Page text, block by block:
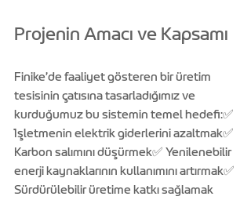
Projenin Amacı ve Kapsamı
Finike’de faaliyet gösteren bir üretim
tesisinin çatısına tasarladığımız ve
kurduğumuz bu sistemin temel hedefi:✅
İşletmenin elektrik giderlerini azaltmak✅
Karbon salımını düşürmek✅ Yenilenebilir
enerji kaynaklarının kullanımını artırmak✅
Sürdürülebilir üretime katkı sağlamak